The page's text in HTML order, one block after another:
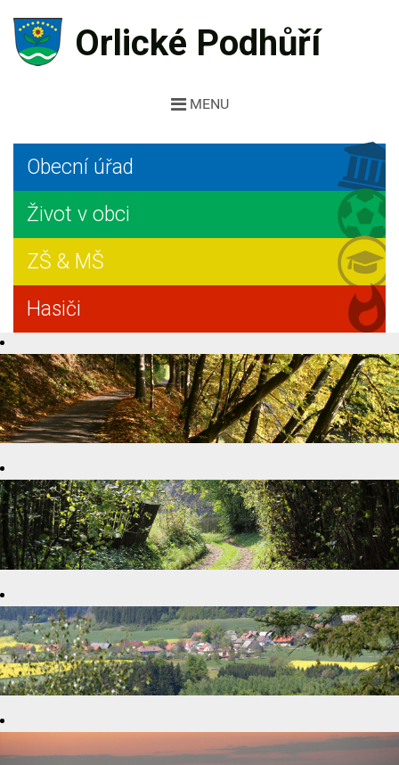
Orlické Podhůří
MENU
Obecní úřad
Život v obci
ZŠ & MŠ
Hasiči